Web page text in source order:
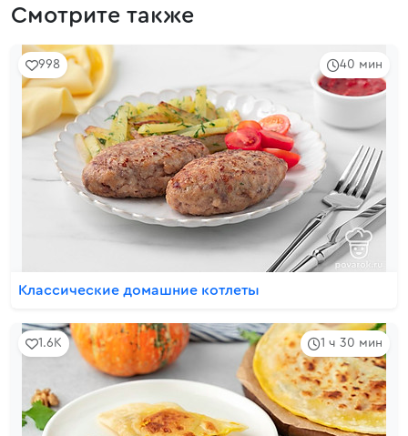
Смотрите также
40 мин
998
Классические домашние котлеты
1 ч 30 мин
1.6K